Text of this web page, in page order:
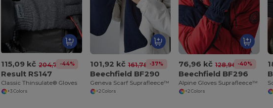
115,09 kč 204,76 kč
-44%
Result RS147
Classic Thinsulate® Gloves
+3 Colors
101,92 kč 161,78 kč-37%
Beechfield BF290
Geneva Scarf Suprafleece™
+2 Colors
76,96 kč 128,96 kč-40%
Beechfield BF296
Alpine Gloves Suprafleece™
+2 Colors